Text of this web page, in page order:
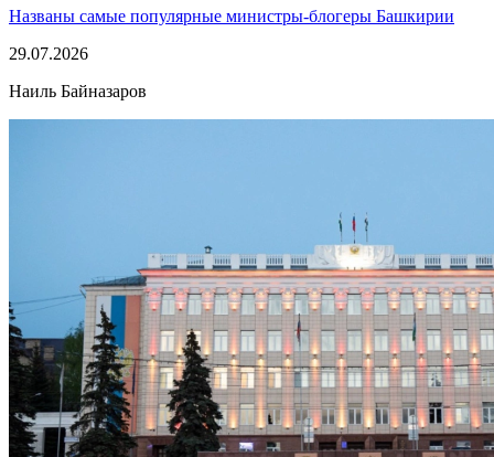
Названы самые популярные министры-блогеры Башкирии
29.07.2026
Наиль Байназаров